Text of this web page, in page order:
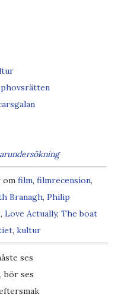
om film, filmrecension,
Branagh, Philip
, Love Actually, The boat
, kultur
ses
bör ses